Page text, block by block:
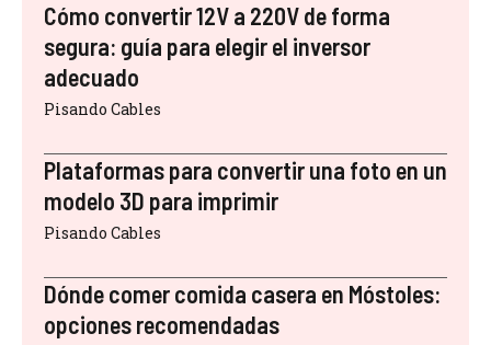
Cómo convertir 12V a 220V de forma
segura: guía para elegir el inversor
adecuado
Pisando Cables
Plataformas para convertir una foto en un
modelo 3D para imprimir
Pisando Cables
Dónde comer comida casera en Móstoles:
opciones recomendadas